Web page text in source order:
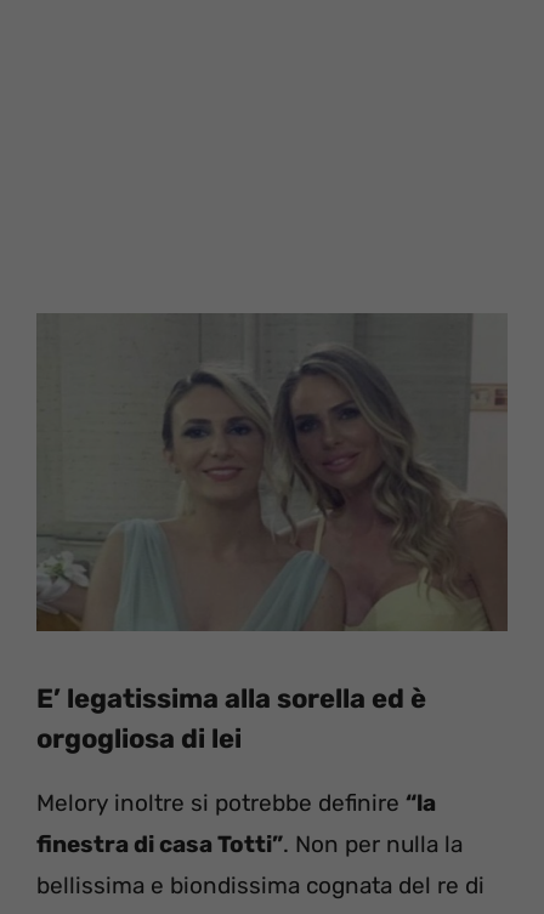
E’ legatissima alla sorella ed è
orgogliosa di lei
Melory inoltre si potrebbe definire “la
finestra di casa Totti”. Non per nulla la
bellissima e biondissima cognata del re di